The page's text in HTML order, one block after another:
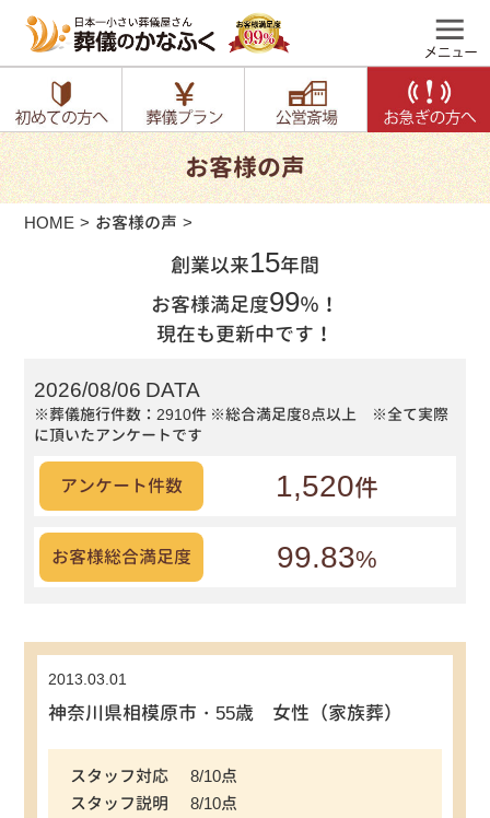
お客様の声
HOME お客様の声
創業以来15年間
お客様満足度99％！
現在も更新中です！
2026/08/06 DATA
※葬儀施行件数：2910件 ※総合満足度8点以上 ※全て実際
に頂いたアンケートです
アンケート件数 1,520件
お客様総合満足度 99.83%
2013.03.01
神奈川県相模原市・55歳 女性（家族葬）
スタッフ対応
8/10点
スタッフ説明
8/10点